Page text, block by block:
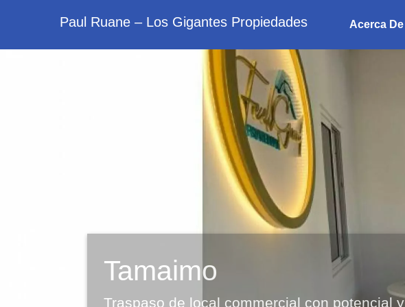
Paul Ruane – Los Gigantes Propiedades Acerca De
Tamaimo
Traspaso de local commercial con potencial y